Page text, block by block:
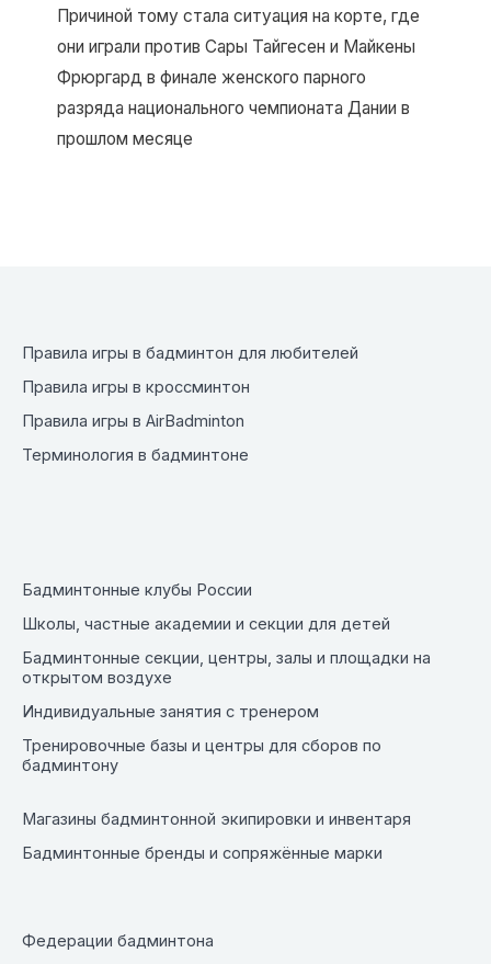
Причиной тому стала ситуация на корте, где
они играли против Сары Тайгесен и Майкены
Фрюргард в финале женского парного
разряда национального чемпионата Дании в
прошлом месяце
Правила игры в бадминтон для любителей
Правила игры в кроссминтон
Правила игры в AirBadminton
Терминология в бадминтоне
Бадминтонные клубы России
Школы, частные академии и секции для детей
Бадминтонные секции, центры, залы и площадки на
открытом воздухе
Индивидуальные занятия с тренером
Тренировочные базы и центры для сборов по
бадминтону
Магазины бадминтонной экипировки и инвентаря
Бадминтонные бренды и сопряжённые марки
Федерации бадминтона